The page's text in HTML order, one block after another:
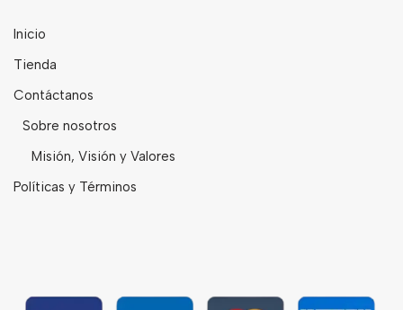
Inicio
Tienda
Contáctanos
Sobre nosotros
Misión, Visión y Valores
Políticas y Términos